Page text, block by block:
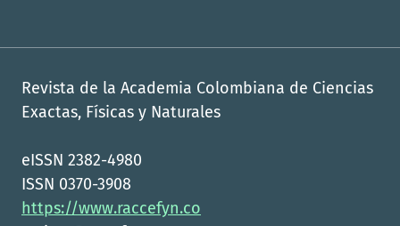
Revista de la Academia Colombiana de Ciencias
Exactas, Físicas y Naturales
eISSN 2382-4980
ISSN 0370-3908
https://www.raccefyn.co